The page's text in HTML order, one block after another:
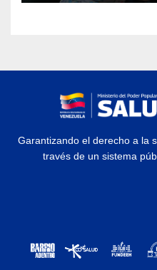
Garantizando el derecho a la
través de un sistema